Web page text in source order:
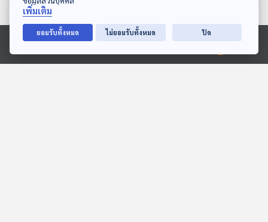
Ⓒ 2020 องค์การกระจายเสียงและแพร่ภาพสาธารณะแห่งประเทศไทย
ตอนที่เกี่ยวข้อง
เพิ่มเติม
ยอมรับทั้งหมด ไม่ยอมรับทั้งหมด ปิด